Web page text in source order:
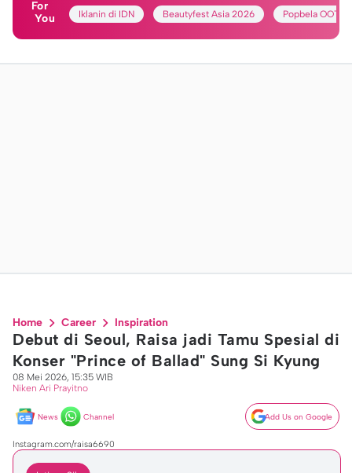
For
You
Iklanin di IDN Beautyfest Asia 2026 Popbela OOTD
Home Career Inspiration
Debut di Seoul, Raisa jadi Tamu Spesial di
Konser "Prince of Ballad" Sung Si Kyung
08 Mei 2026, 15:35 WIB
Niken Ari Prayitno
News Channel Add Us on Google
Instagram.com/raisa6690